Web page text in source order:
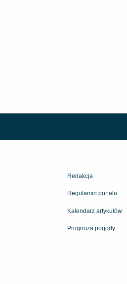
Redakcja
Regulamin portalu
Kalendarz artykułów
Prognoza pogody